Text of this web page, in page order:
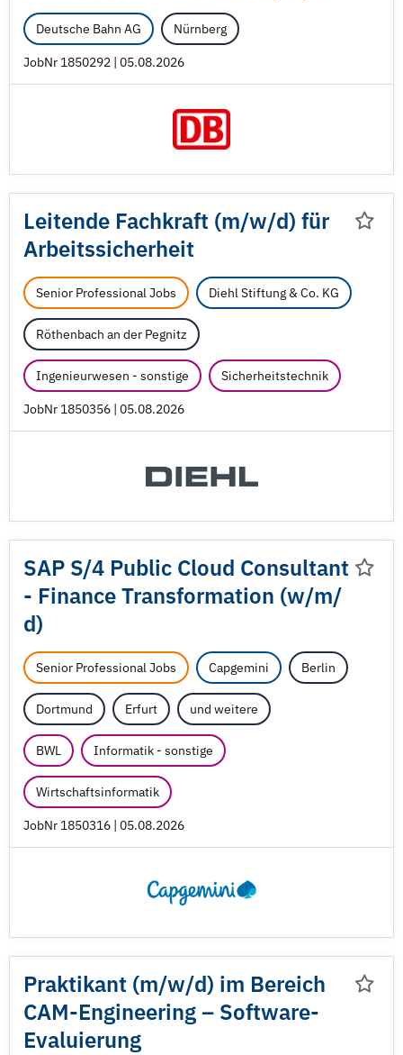
Deutsche Bahn AG Nürnberg
JobNr 1850292 | 05.08.2026
Leitende Fachkraft (m/w/d) für
Arbeitssicherheit
Senior Professional Jobs Diehl Stiftung & Co. KG
Röthenbach an der Pegnitz
Ingenieurwesen - sonstige Sicherheitstechnik
JobNr 1850356 | 05.08.2026
SAP S/4 Public Cloud Consultant
- Finance Transformation (w/m/
d)
Senior Professional Jobs Capgemini Berlin
Dortmund Erfurt und weitere
BWL Informatik - sonstige
Wirtschaftsinformatik
JobNr 1850316 | 05.08.2026
Praktikant (m/w/d) im Bereich
CAM-Engineering – Software-
Evaluierung